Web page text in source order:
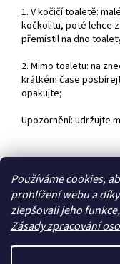
Používáme cookies,
prohlížení webu a
zlepšovali jeho
Zásady zpracování
1. V kočičí toaletě:
kočkolitu, poté lehce
přemístil na dno
2. Mimo toaletu: na
krátkém čase
opakujte;
Upozornění: udržujte